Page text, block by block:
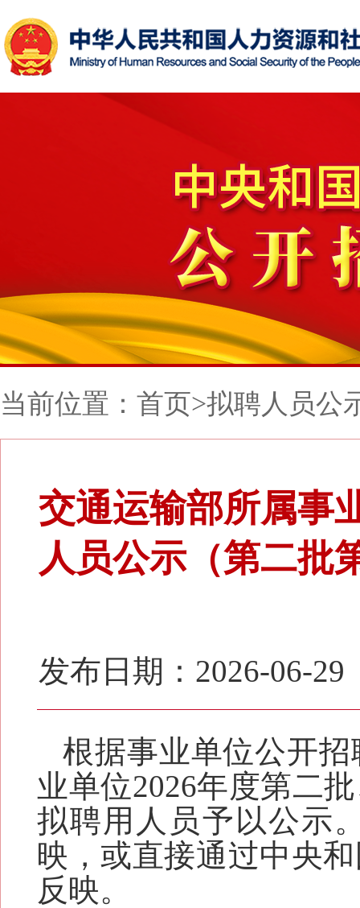
当前位置： 首页>拟聘人员公
交通运输部所属事
人员公示（第二批
发布日期：2026-06-29
根据事业单位公开
业单位2026年度第二
拟聘用人员予以公示
映，或直接通过中央
反映。